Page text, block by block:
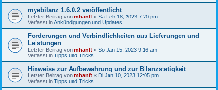
myebilanz 1.6.0.2 veröffentlicht
Letzter Beitrag von mhanft « Sa Feb 18, 2023 7:20 pm
Verfasst in Ankündigungen und Updates
Forderungen und Verbindlichkeiten aus Lieferungen und
Leistungen
Letzter Beitrag von mhanft « So Jan 15, 2023 9:16 am
Verfasst in Tipps und Tricks
Hinweise zur Aufbewahrung und zur Bilanzstetigkeit
Letzter Beitrag von mhanft « Di Jan 10, 2023 12:05 pm
Verfasst in Tipps und Tricks